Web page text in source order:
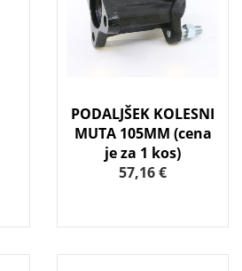
PODALJŠEK KOLESNI
MUTA 105MM (cena
je za 1 kos)
57,16 €